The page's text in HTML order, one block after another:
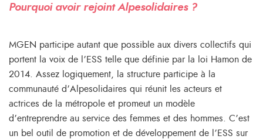
Pourquoi avoir rejoint Alpesolidaires ?
MGEN participe autant que possible aux divers collectifs qui
portent la voix de l’ESS telle que définie par la loi Hamon de
2014. Assez logiquement, la structure participe à la
communauté d’Alpesolidaires qui réunit les acteurs et
actrices de la métropole et promeut un modèle
d’entreprendre au service des femmes et des hommes. C’est
un bel outil de promotion et de développement de l’ESS sur